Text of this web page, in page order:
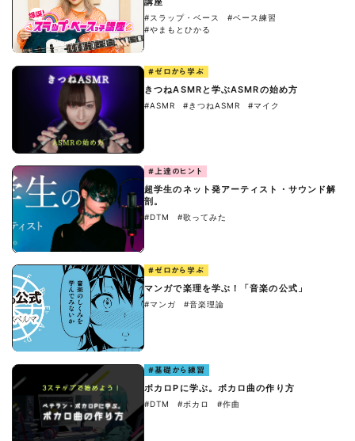
#スラップ・ベース
#ベース練習
#やまもとひかる
#ゼロから学ぶ
きつねASMRと学ぶASMRの始め方
#ASMR #きつねASMR #マイク
#上達のヒント
超学生のネット発アーティスト・サウンド解
剖。
#DTM #歌ってみた
#ゼロから学ぶ
マンガで楽理を学ぶ！「音楽の公式」
#マンガ #音楽理論
#基礎から練習
ボカロPに学ぶ。ボカロ曲の作り方
#DTM #ボカロ #作曲